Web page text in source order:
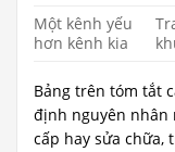
Một kênh yếu
hơn kênh kia
Bảng trên tóm tắt
định nguyên nhân
cấp hay sửa chữa,